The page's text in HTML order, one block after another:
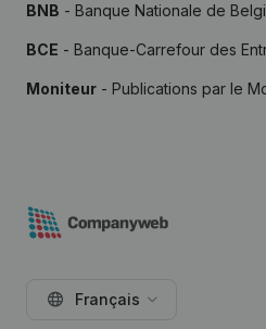
BNB - Banque Nationale de
BCE - Banque-Carrefour des
Moniteur - Publications par le
Français